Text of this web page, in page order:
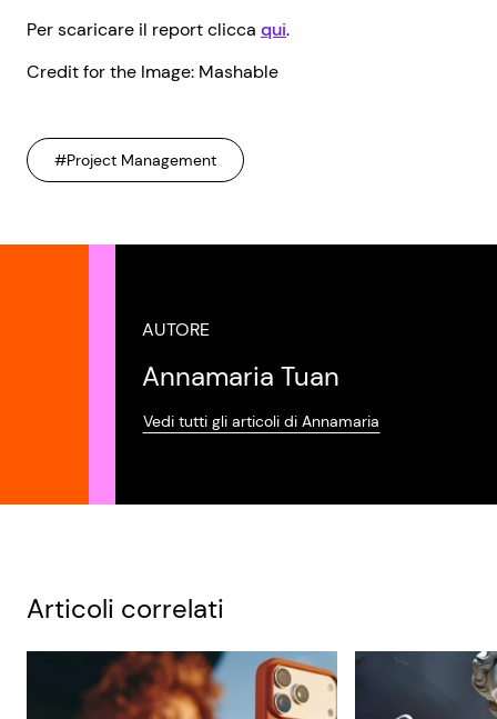
Per scaricare il report clicca qui.
Credit for the Image: Mashable
#Project Management
AUTORE
Annamaria Tuan
Vedi tutti gli articoli di Annamaria
Articoli correlati